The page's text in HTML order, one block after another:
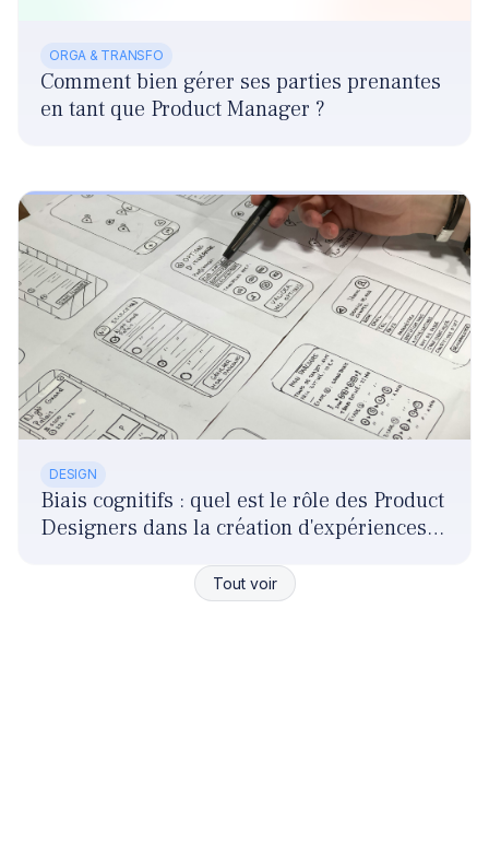
Tout voir
ORGA & TRANSFO
Comment bien gérer ses parties prenantes
en tant que Product Manager ?
DESIGN
Biais cognitifs : quel est le rôle des Product
Designers dans la création d'expériences